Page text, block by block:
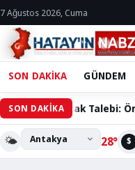
7 Ağustos 2026, Cuma
SON DAKİKA GÜNDEM
SON DAKİKA
Ortak Talebi: Ömer
🌤️ 28° $